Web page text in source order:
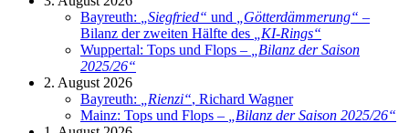
Bayreuth:
„Siegfried“ und Götterdämmerung“ –
Bilanz der zweiten Hälfte des
KI-Rings“
Wuppertal: Tops und Flops –
Bilanz der Saison
2025/26“
2. August 2026
Bayreuth:
Rienzi“, Richard Wagner
Mainz: Tops und Flops –
Bilanz der Saison 2025/26“